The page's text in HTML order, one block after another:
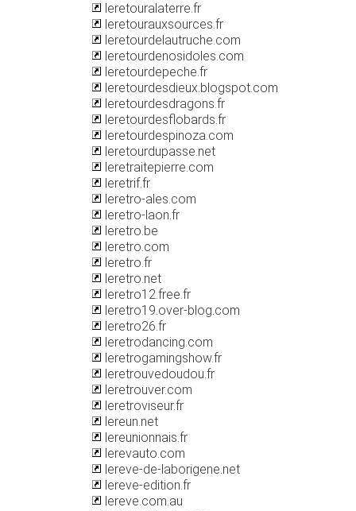
leretouralaterre.fr
leretourauxsources.fr
leretourdelautruche.com
leretourdenosidoles.com
leretourdepeche.fr
leretourdesdieux.blogspot.com
leretourdesdragons.fr
leretourdesflobards.fr
leretourdespinoza.com
leretourdupasse.net
leretraitepierre.com
leretrif.fr
leretro-ales.com
leretro-laon.fr
leretro.be
leretro.com
leretro.fr
leretro.net
leretro12.free.fr
leretro19.over-blog.com
leretro26.fr
leretrodancing.com
leretrogamingshow.fr
leretrouvedoudou.fr
leretrouver.com
leretroviseur.fr
lereun.net
lereunionnais.fr
lerevauto.com
lereve-de-laborigene.net
lereve-edition.fr
lereve.com.au